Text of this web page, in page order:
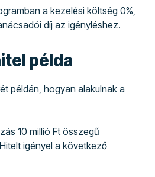
a kezelési költség 0%,
díj az igényléshez.
példa
példán, hogyan alakulnak a
10 millió Ft összegű
igényel a következő